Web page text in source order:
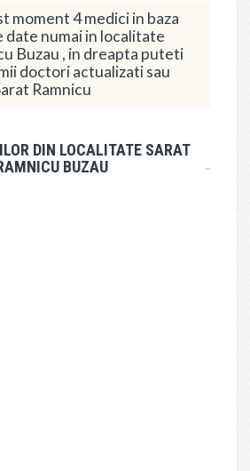
moment 4 medici in baza
date numai in localitate
Buzau , in dreapta puteti
doctori actualizati sau
Ramnicu
DIN LOCALITATE SARAT
BUZAU